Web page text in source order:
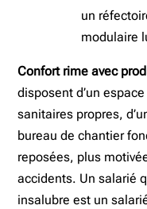
Confort rime avec
disposent d’un
sanitaires propres,
bureau de chantier
reposées, plus
accidents. Un salarié
insalubre est un